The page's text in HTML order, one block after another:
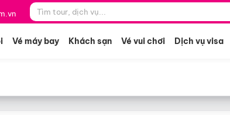
Vé máy bay Khách sạn Vé vui chơi Dịch vụ visa